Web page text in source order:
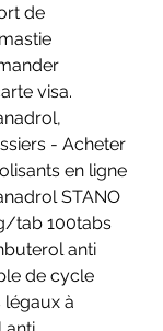
de
visa.
- Acheter
en ligne
STANO
tab 100tabs
anti
de cycle
à